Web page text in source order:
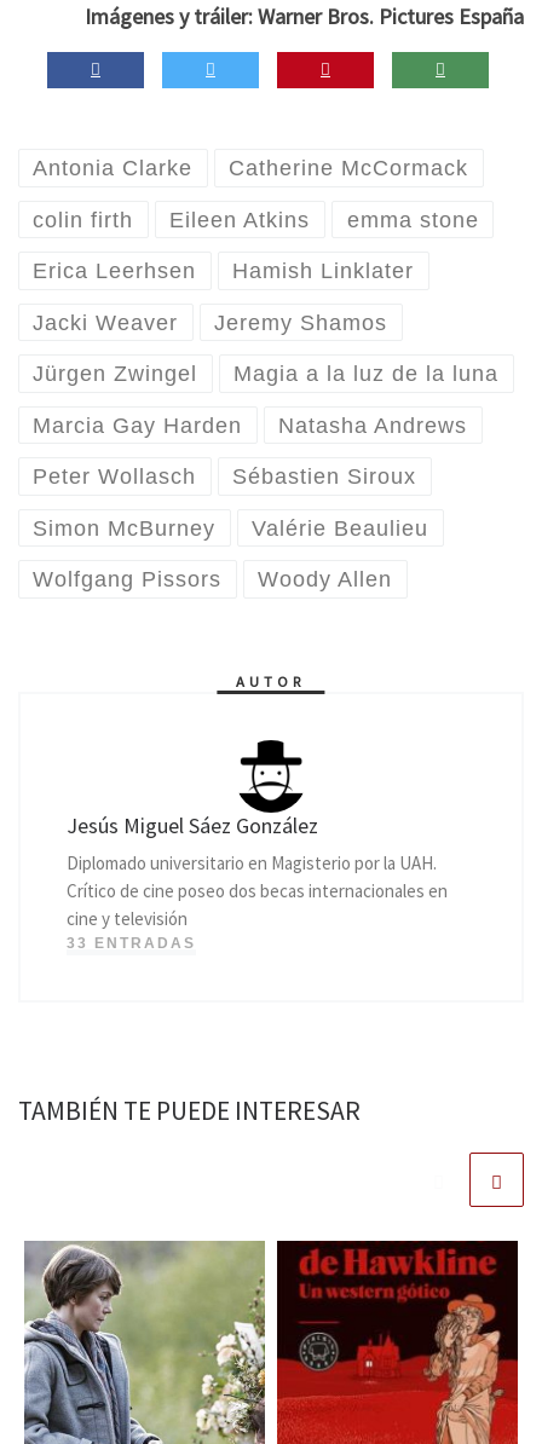
Imágenes y tráiler: Warner Bros. Pictures España
Antonia Clarke Catherine McCormack
colin firth Eileen Atkins emma stone
Erica Leerhsen Hamish Linklater
Jacki Weaver Jeremy Shamos
Jürgen Zwingel Magia a la luz de la luna
Marcia Gay Harden Natasha Andrews
Peter Wollasch Sébastien Siroux
Simon McBurney Valérie Beaulieu
Wolfgang Pissors Woody Allen
AUTOR
Jesús Miguel Sáez González
Diplomado universitario en Magisterio por la UAH.
Crítico de cine poseo dos becas internacionales en
cine y televisión
33 ENTRADAS
TAMBIÉN TE PUEDE INTERESAR